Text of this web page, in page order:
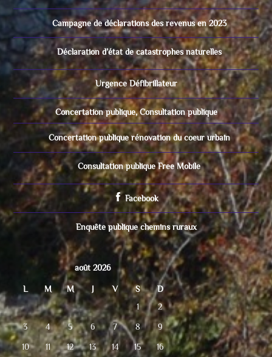
Campagne de déclarations des revenus en 2023
Déclaration d’état de catastrophes naturelles
Urgence Défibrillateur
Concertation publique, Consultation publique
Concertation publique rénovation du coeur urbain
Consultation publique Free Mobile
Facebook
Enquête publique chemins ruraux
août 2026
L M M J V S
D
1
2
3 4 5 6 7 8 9
10 11 12 13 14 15 16